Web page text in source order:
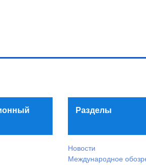
Разделы
Новости
Международное